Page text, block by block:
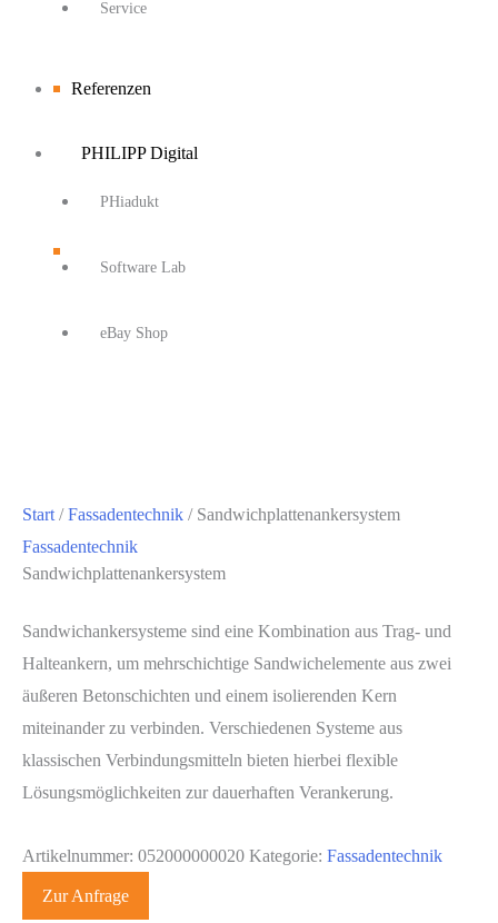
Service
Referenzen
PHILIPP Digital
PHiadukt
Software Lab
eBay Shop
Start /Fassadentechnik / Sandwichplattenankersystem
Fassadentechnik
Sandwichplattenankersystem
Sandwichankersysteme sind eine Kombination aus Trag- und
Halteankern, um mehrschichtige Sandwichelemente aus zwei
äußeren Betonschichten und einem isolierenden Kern
miteinander zu verbinden. Verschiedenen Systeme aus
klassischen Verbindungsmitteln bieten hierbei flexible
Lösungsmöglichkeiten zur dauerhaften Verankerung.
Artikelnummer: 052000000020 Kategorie: Fassadentechnik
Zur Anfrage